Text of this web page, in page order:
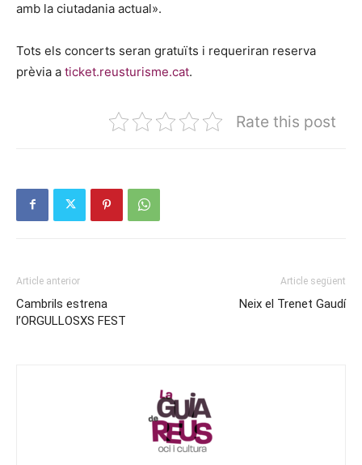
amb la ciutadania actual».
Tots els concerts seran gratuïts i requeriran reserva
prèvia a ticket.reusturisme.cat.
Rate this post
Article anterior
Cambrils estrena
l’ORGULLOSXS FEST
Article següent
Neix el Trenet Gaudí